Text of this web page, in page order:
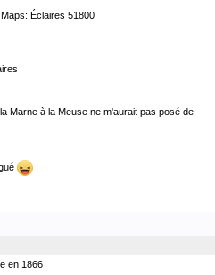
Éclaires 51800
Marne à la Meuse ne m'aurait pas posé de
en 1866